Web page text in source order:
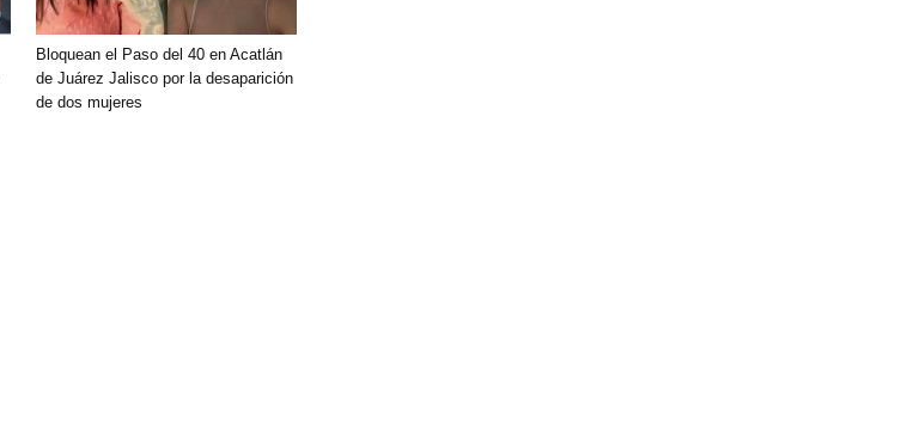
Bloquean el Paso del 40 en Acatlán
de Juárez Jalisco por la desaparición
de dos mujeres